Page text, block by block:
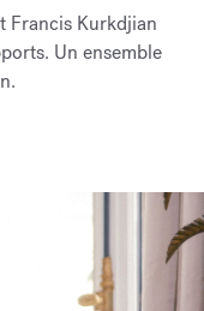
Francis Kurkdjian
Un ensemble